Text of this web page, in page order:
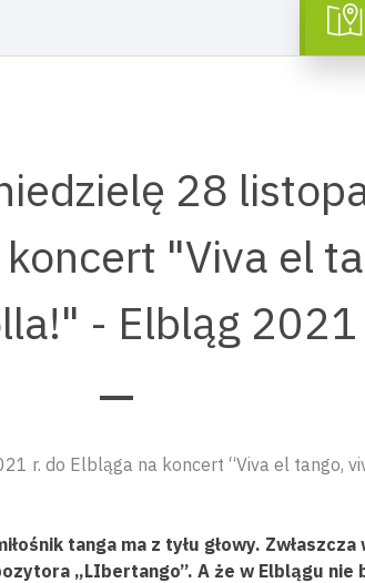
28
"Viva el
- Elbląg 2021
r. do Elbląga na koncert “Viva el tango,
tanga ma z tyłu głowy.
„LIbertango”. A że w Elblągu